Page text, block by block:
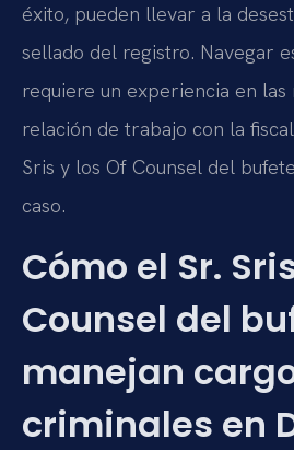
éxito, pueden llevar a la
sellado del registro. Navegar
requiere un experiencia en las
relación de trabajo con la
Sris y los Of Counsel del
caso.
Cómo el Sr.
Counsel del
manejan
criminales en